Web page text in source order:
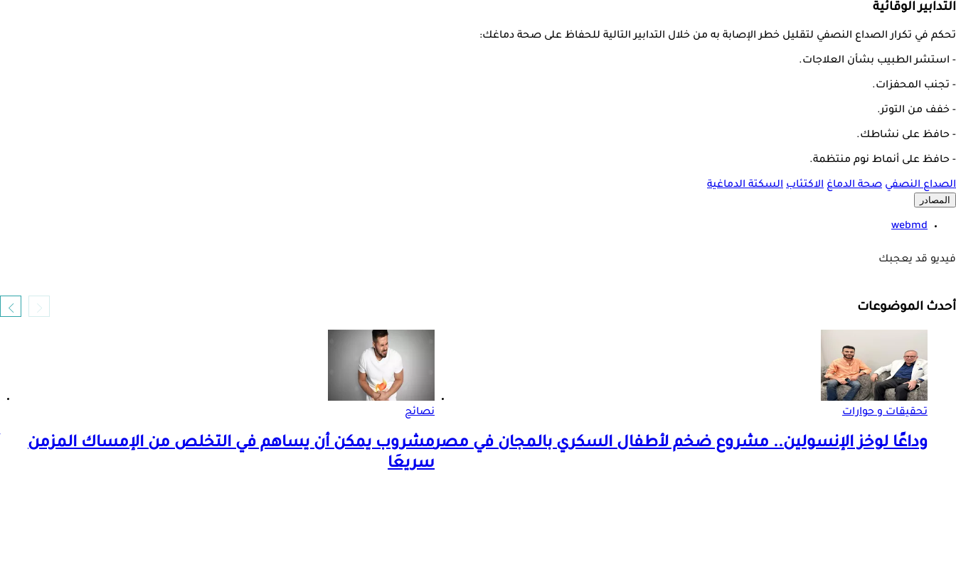
التدابير الوقائية
تحكم في تكرار الصداع النصفي لتقليل خطر الإصابة به من خلال التدابير التالية للحفاظ على صحة دماغك:
- استشر الطبيب بشأن العلاجات.
- تجنب المحفزات.
- خفف من التوتر.
- حافظ على نشاطك.
- حافظ على أنماط نوم منتظمة.
الصداع النصفي صحة الدماغ الاكتئاب السكتة الدماغية
المصادر
webmd
فيديو قد يعجبك
أحدث الموضوعات
تحقيقات و حوارات
وداعًا لوخز الإنسولين.. مشروع ضخم لأطفال السكري بالمجان في مصر
نصائح
مشروب يمكن أن يساهم في التخلص من الإمساك المزمن
سريعَا